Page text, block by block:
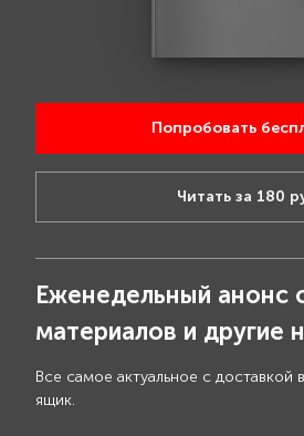
Попробовать
Читать за 180
Еженедельный анонс
материалов и другие
Все самое актуальное с доставкой
ящик.